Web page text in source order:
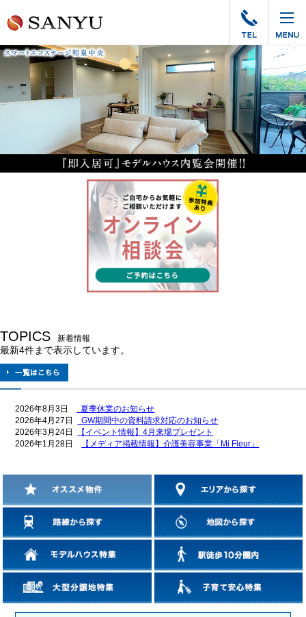
TOPICS 新着情報
最新4件まで表示しています。
2026年8月3日
夏季休業のお知らせ
2026年4月27日
GW期間中の資料請求対応のお知らせ
2026年3月24日
【イベント情報】4月来場プレゼント
2026年1月28日
【メディア掲載情報】介護美容事業「Mi Fleur」